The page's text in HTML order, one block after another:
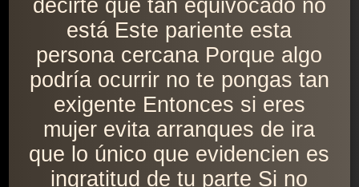
decirte que tan equivocado no
está Este pariente esta
persona cercana Porque algo
podría ocurrir no te pongas tan
exigente Entonces si eres
mujer evita arranques de ira
que lo único que evidencien es
ingratitud de tu parte Si no